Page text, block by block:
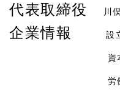
代表取締役 川
企業情報 設
資本金
労働組合